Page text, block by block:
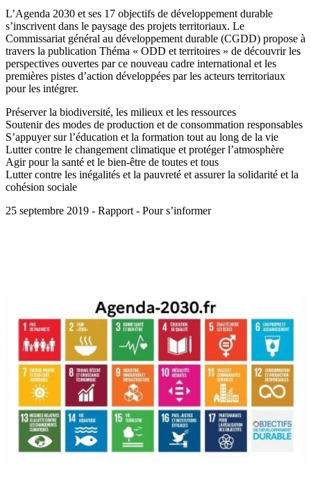
L’Agenda 2030 et ses 17 objectifs de développement durable
s’inscrivent dans le paysage des projets territoriaux. Le
Commissariat général au développement durable (CGDD) propose à
travers la publication Théma « ODD et territoires » de découvrir les
perspectives ouvertes par ce nouveau cadre international et les
premières pistes d’action développées par les acteurs territoriaux
pour les intégrer.
Préserver la biodiversité, les milieux et les ressources
Soutenir des modes de production et de consommation responsables
S’appuyer sur l’éducation et la formation tout au long de la vie
Lutter contre le changement climatique et protéger l’atmosphère
Agir pour la santé et le bien-être de toutes et tous
Lutter contre les inégalités et la pauvreté et assurer la solidarité et la
cohésion sociale
25 septembre 2019 - Rapport - Pour s’informer